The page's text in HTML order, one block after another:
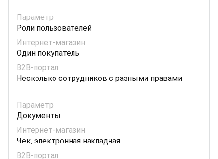
Роли пользователей
Один покупатель
Несколько сотрудников с разными правами
Документы
Чек, электронная накладная